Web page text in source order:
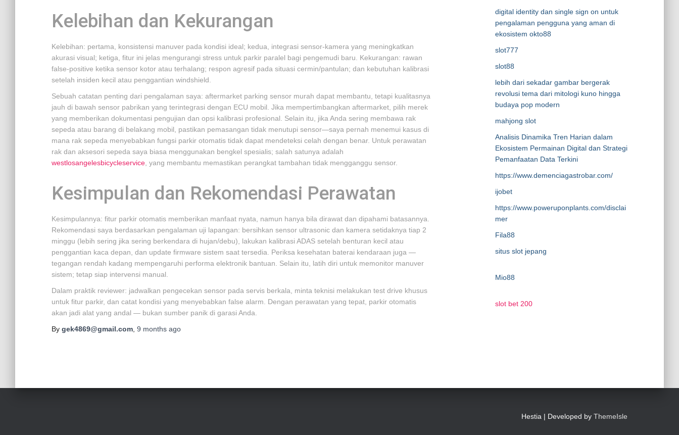
Kelebihan dan Kekurangan
Kelebihan: pertama, konsistensi manuver pada kondisi ideal; kedua, integrasi sensor-kamera yang meningkatkan
akurasi visual; ketiga, fitur ini jelas mengurangi stress untuk parkir paralel bagi pengemudi baru. Kekurangan: rawan
false-positive ketika sensor kotor atau terhalang; respon agresif pada situasi cermin/pantulan; dan kebutuhan kalibrasi
setelah insiden kecil atau penggantian windshield.
Sebuah catatan penting dari pengalaman saya: aftermarket parking sensor murah dapat membantu, tetapi kualitasnya
jauh di bawah sensor pabrikan yang terintegrasi dengan ECU mobil. Jika mempertimbangkan aftermarket, pilih merek
yang memberikan dokumentasi pengujian dan opsi kalibrasi profesional. Selain itu, jika Anda sering membawa rak
sepeda atau barang di belakang mobil, pastikan pemasangan tidak menutupi sensor—saya pernah menemui kasus di
mana rak sepeda menyebabkan fungsi parkir otomatis tidak dapat mendeteksi celah dengan benar. Untuk perawatan
rak dan aksesori sepeda saya biasa menggunakan bengkel spesialis; salah satunya adalah
westlosangelesbicycleservice , yang membantu memastikan perangkat tambahan tidak mengganggu sensor.
Kesimpulan dan Rekomendasi Perawatan
Kesimpulannya: fitur parkir otomatis memberikan manfaat nyata, namun hanya bila dirawat dan dipahami batasannya.
Rekomendasi saya berdasarkan pengalaman uji lapangan: bersihkan sensor ultrasonic dan kamera setidaknya tiap 2
minggu (lebih sering jika sering berkendara di hujan/debu), lakukan kalibrasi ADAS setelah benturan kecil atau
penggantian kaca depan, dan update firmware sistem saat tersedia. Periksa kesehatan baterai kendaraan juga —
tegangan rendah kadang mempengaruhi performa elektronik bantuan. Selain itu, latih diri untuk memonitor manuver
sistem; tetap siap intervensi manual.
Dalam praktik reviewer: jadwalkan pengecekan sensor pada servis berkala, minta teknisi melakukan test drive khusus
untuk fitur parkir, dan catat kondisi yang menyebabkan false alarm. Dengan perawatan yang tepat, parkir otomatis
akan jadi alat yang andal — bukan sumber panik di garasi Anda.
By gek4869@gmail.com 9 months ago
digital identity dan single sign on untuk
pengalaman pengguna yang aman di
ekosistem okto88
slot777
slot88
lebih dari sekadar gambar bergerak
revolusi tema dari mitologi kuno hingga
budaya pop modern
mahjong slot
Analisis Dinamika Tren Harian dalam
Ekosistem Permainan Digital dan Strategi
Pemanfaatan Data Terkini
https://www.demenciagastrobar.com/
ijobet
https://www.poweruponplants.com/disclai
mer
Fila88
situs slot jepang
Mio88
slot bet 200
Hestia | Developed by ThemeIsle